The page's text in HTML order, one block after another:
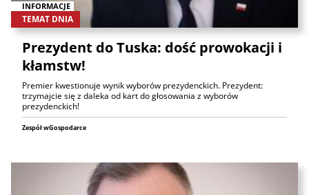
INFORMACJE
TEMAT DNIA
Prezydent do Tuska: dość prowokacji i
kłamstw!
Premier kwestionuje wynik wyborów prezydenckich. Prezydent:
trzymajcie się z daleka od kart do głosowania z wyborów
prezydenckich!
Zespół wGospodarce